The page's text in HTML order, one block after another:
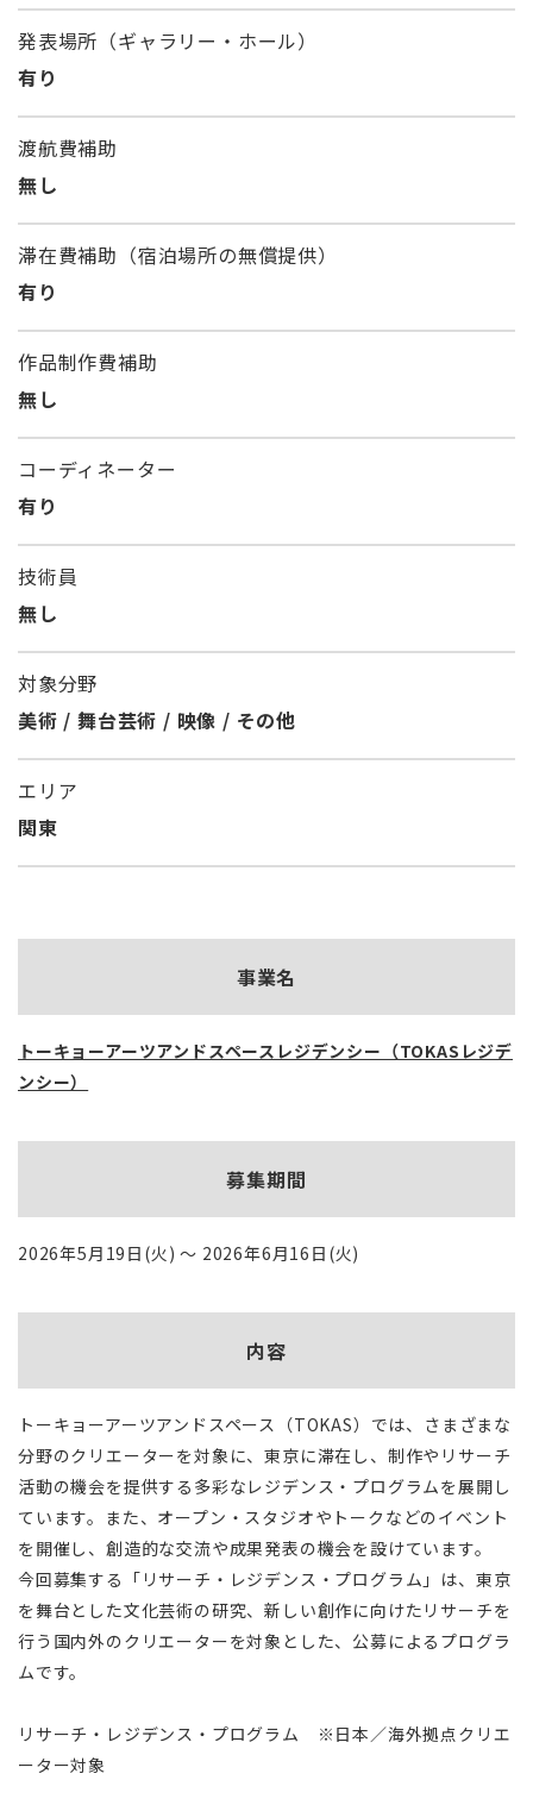
発表場所（ギャラリー・ホール）
有り
渡航費補助
無し
滞在費補助（宿泊場所の無償提供）
有り
作品制作費補助
無し
コーディネーター
有り
技術員
無し
対象分野
美術 / 舞台芸術 / 映像 / その他
エリア
関東
事業名
トーキョーアーツアンドスペースレジデンシー（TOKASレジデ
ンシー）
募集期間
2026年5月19日(火) ～ 2026年6月16日(火)
内容
トーキョーアーツアンドスペース（TOKAS）では、さまざまな
分野のクリエーターを対象に、東京に滞在し、制作やリサーチ
活動の機会を提供する多彩なレジデンス・プログラムを展開し
ています。また、オープン・スタジオやトークなどのイベント
を開催し、創造的な交流や成果発表の機会を設けています。
今回募集する「リサーチ・レジデンス・プログラム」は、東京
を舞台とした文化芸術の研究、新しい創作に向けたリサーチを
行う国内外のクリエーターを対象とした、公募によるプログラ
ムです。
リサーチ・レジデンス・プログラム ※日本／海外拠点クリエ
ーター対象